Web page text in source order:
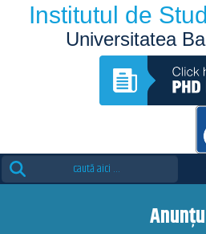
Institutul de
Universitatea
Search
for: